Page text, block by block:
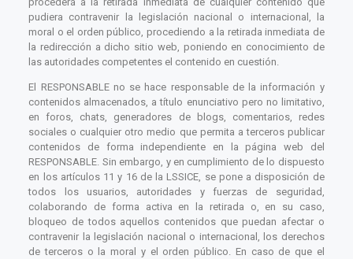
pudiera contravenir la legislación nacional o internacional, la
moral o el orden público, procediendo a la retirada inmediata de
la redirección a dicho sitio web, poniendo en conocimiento de
las autoridades competentes el contenido en cuestión.
El RESPONSABLE no se hace responsable de la información y
contenidos almacenados, a título enunciativo pero no limitativo,
en foros, chats, generadores de blogs, comentarios, redes
sociales o cualquier otro medio que permita a terceros publicar
contenidos de forma independiente en la página web del
RESPONSABLE. Sin embargo, y en cumplimiento de lo dispuesto
en los artículos 11 y 16 de la LSSICE, se pone a disposición de
todos los usuarios, autoridades y fuerzas de seguridad,
colaborando de forma activa en la retirada o, en su caso,
bloqueo de todos aquellos contenidos que puedan afectar o
contravenir la legislación nacional o internacional, los derechos
de terceros o la moral y el orden público. En caso de que el